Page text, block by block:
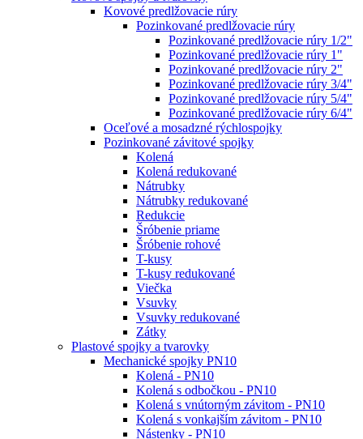
Kovové predlžovacie rúry
Pozinkované predlžovacie rúry
Pozinkované predlžovacie rúry 1/2"
Pozinkované predlžovacie rúry 1"
Pozinkované predlžovacie rúry 2"
Pozinkované predlžovacie rúry 3/4"
Pozinkované predlžovacie rúry 5/4"
Pozinkované predlžovacie rúry 6/4"
Oceľové a mosadzné rýchlospojky
Pozinkované závitové spojky
Kolená
Kolená redukované
Nátrubky
Nátrubky redukované
Redukcie
Šróbenie priame
Šróbenie rohové
T-kusy
T-kusy redukované
Viečka
Vsuvky
Vsuvky redukované
Zátky
Plastové spojky a tvarovky
Mechanické spojky PN10
Kolená - PN10
Kolená s odbočkou - PN10
Kolená s vnútorným závitom - PN10
Kolená s vonkajším závitom - PN10
Nástenky - PN10